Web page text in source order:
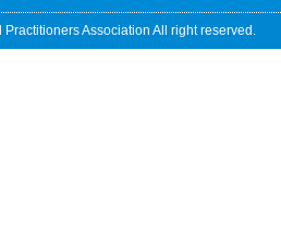
Association All right reserved.